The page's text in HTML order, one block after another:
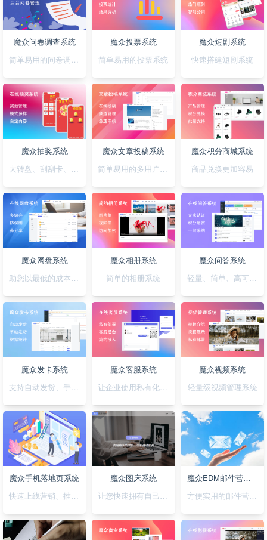
魔众问卷调查系统
简单易用的问卷调查系统
魔众投票系统
简单易用的投票系统
魔众短剧系统
快速搭建短剧系统
魔众抽奖系统
大转盘、刮刮卡、积分、红包一站全搞定
魔众文章投稿系统
简单易用的多用户文章投稿系统
魔众积分商城系统
商品兑换更加容易
魔众网盘系统
魔众相册系统
简单的相册系统
魔众问答系统
魔众发卡系统
魔众客服系统
魔众视频系统
轻量级视频管理系统
魔众手机落地页系统
快速上线营销、推广落地页，可视化拖拽创，支持手机H5/微信小程序/抖音小程序
魔众图床系统
让您快速拥有自己私有化的图床系统
魔众EDM邮件营销系统
方便实用的邮件营销系统